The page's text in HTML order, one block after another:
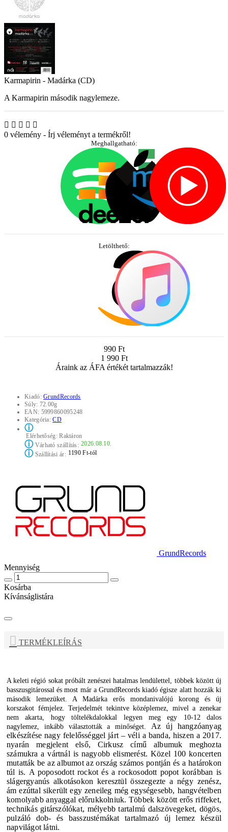
Karmapirin - Madárka (CD)
A Karmapirin második nagylemeze.
0 vélemény - Írj véleményt a termékről!
Meghallgatható:
Letölthető:
990 Ft
1 990 Ft
Áraink az ÁFA értékét tartalmazzák!
Kiadó:GrundRecords
Súly: 72.00g
EAN: 5999860095248
Kategória:CD
ⓘ
Elérhetőség:Raktáron
ⓘVárható szállítás: 2026.08.10.
ⓘSzállítási ár: 1190 Ft-tól
GrundRecords
Mennyiség
Kosárba
Kívánságlistára
TERMÉKLEÍRÁS
A keleti régió sokat próbált zenészei hatalmas lendülettel, többek között új
basszusgitárossal és most már a GrundRecords kiadó égisze alatt hozzák ki
második lemezüket. A Madárka erős mondanivalójú korong és új
korszakot fémjelez. Terjedelmét tekintve középlemez, mivel a zenekar
nem akarta, hogy töltelékdalokkal legyen meg egy 10-12 dalos
nagylemez, inkább választották a minőséget. Az új hangzóanyag
elkészítése nagy felelősséggel járt – véli a banda, hiszen a 2017.
nyarán megjelent első, Cirkusz című albumuk meghozta
számukra a vártnál is nagyobb elismerést. Közel 100 koncerten
mutatták be az albumot az ország számos pontján és a határokon
túl is. A poposodott rockot és a rockosodott popot korábban is
slágergyanús alkotásokon keresztül összegezte a négy zenész,
ám ezúttal sikerült egy zeneileg még egységesebb, hangvételben
komolyabb anyaggal előrukkolniuk. Többek között erős riffeket,
technikás gitárszólókat, mélyebb tartalmú dalszövegeket, dögös,
pulzáló dob- és basszustémákat tartalmazó új lemez készül
napvilágot látni.